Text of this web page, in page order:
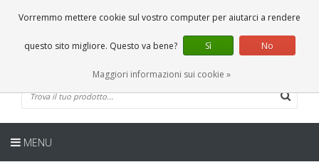
0 Articoli
IT
MENU
Vorremmo mettere cookie sul vostro computer per aiutarci a rendere
questo sito migliore. Questo va bene? Sì No
Maggiori informazioni sui cookie »